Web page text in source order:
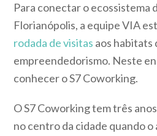
Para conectar o ecossistema
Florianópolis, a equipe VIA
rodada de visitas aos habitats
empreendedorismo. Neste
conhecer o S7 Coworking.
O S7 Coworking tem três
no centro da cidade quando o